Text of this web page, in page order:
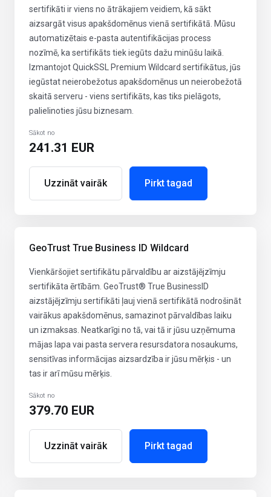
sertifikāti ir viens no ātrākajiem veidiem, kā sākt
aizsargāt visus apakšdomēnus vienā sertifikātā. Mūsu
automatizētais e-pasta autentifikācijas process
nozīmē, ka sertifikāts tiek iegūts dažu minūšu laikā.
Izmantojot QuickSSL Premium Wildcard sertifikātus, jūs
iegūstat neierobežotus apakšdomēnus un neierobežotā
skaitā serveru - viens sertifikāts, kas tiks pielāgots,
palielinoties jūsu biznesam.
Sākot no
241.31 EUR
Uzzināt vairāk Pirkt tagad
GeoTrust True Business ID Wildcard
Vienkāršojiet sertifikātu pārvaldību ar aizstājējzīmju
sertifikāta ērtībām. GeoTrust® True BusinessID
aizstājējzīmju sertifikāti ļauj vienā sertifikātā nodrošināt
vairākus apakšdomēnus, samazinot pārvaldības laiku
un izmaksas. Neatkarīgi no tā, vai tā ir jūsu uzņēmuma
mājas lapa vai pasta servera resursdatora nosaukums,
sensitīvas informācijas aizsardzība ir jūsu mērķis - un
tas ir arī mūsu mērķis.
Sākot no
379.70 EUR
Uzzināt vairāk Pirkt tagad